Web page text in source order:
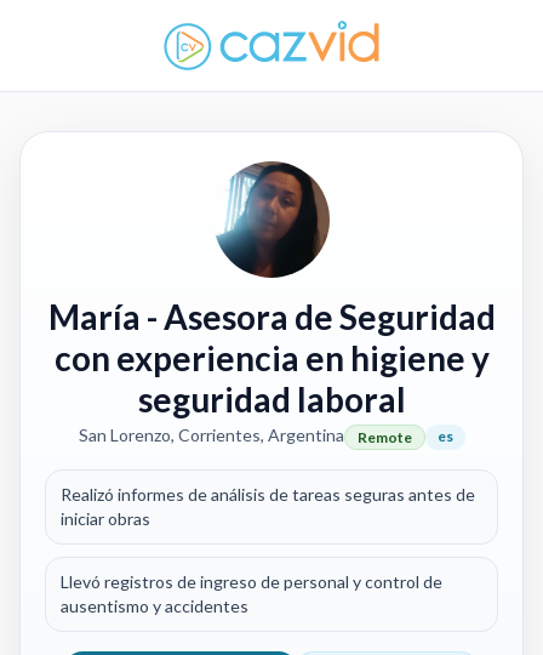
María - Asesora de Seguridad
con experiencia en higiene y
seguridad laboral
San Lorenzo, Corrientes, Argentina Remote es
Realizó informes de análisis de tareas seguras antes de
iniciar obras
Llevó registros de ingreso de personal y control de
ausentismo y accidentes